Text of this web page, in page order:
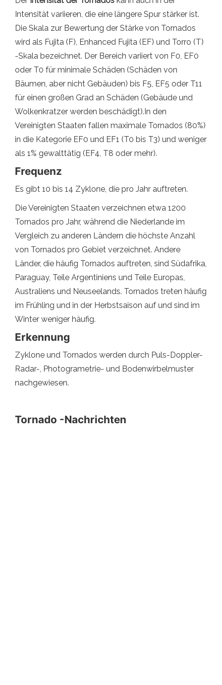
Intensität variieren, die eine längere Spur stärker ist.
Die Skala zur Bewertung der Stärke von Tornados
wird als Fujita (F), Enhanced Fujita (EF) und Torro (T)
-Skala bezeichnet. Der Bereich variiert von F0, EF0
oder T0 für minimale Schäden (Schäden von
Bäumen, aber nicht Gebäuden) bis F5, EF5 oder T11
für einen großen Grad an Schäden (Gebäude und
Wolkenkratzer werden beschädigt).In den
Vereinigten Staaten fallen maximale Tornados (80%)
in die Kategorie EF0 und EF1 (T0 bis T3) und weniger
als 1% gewalttätig (EF4, T8 oder mehr).
Frequenz
Es gibt 10 bis 14 Zyklone, die pro Jahr auftreten.
Die Vereinigten Staaten verzeichnen etwa 1200
Tornados pro Jahr, während die Niederlande im
Vergleich zu anderen Ländern die höchste Anzahl
von Tornados pro Gebiet verzeichnet. Andere
Länder, die häufig Tornados auftreten, sind Südafrika,
Paraguay, Teile Argentiniens und Teile Europas,
Australiens und Neuseelands. Tornados treten häufig
im Frühling und in der Herbstsaison auf und sind im
Winter weniger häufig.
Erkennung
Zyklone und Tornados werden durch Puls-Doppler-
Radar-, Photogrametrie- und Bodenwirbelmuster
nachgewiesen.
Tornado -Nachrichten